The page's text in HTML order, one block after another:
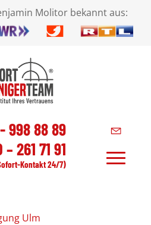
Molitor bekannt aus:
998 88 89
– 261 71 91
Kontakt 24/7)
Ulm